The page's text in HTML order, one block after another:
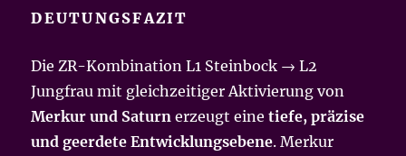
DEUTUNGSFAZIT
Die ZR-Kombination L1 Steinbock → L2
Jungfrau mit gleichzeitiger Aktivierung von
Merkur und Saturn erzeugt einetiefe, präzise
und geerdete Entwicklungsebene. Merkur